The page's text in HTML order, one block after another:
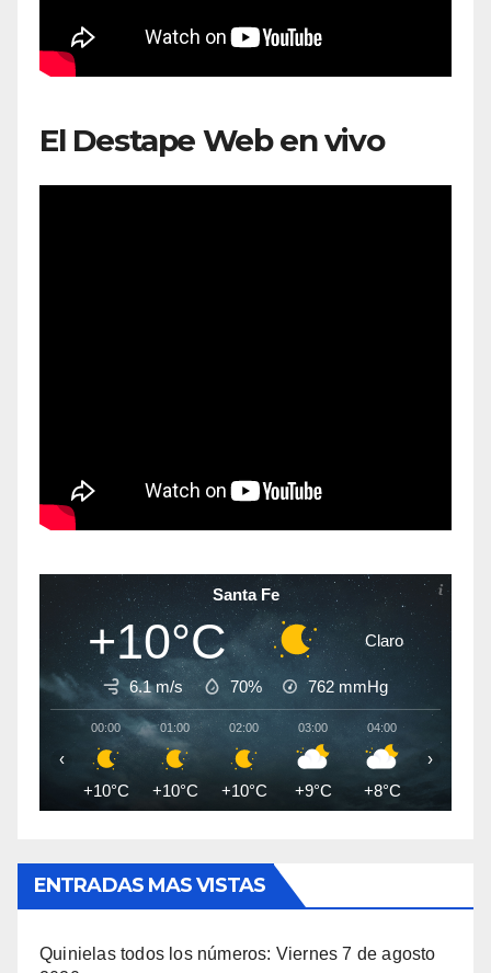
El Destape Web en vivo
Santa Fe
+10°C Claro
6.1 m/s 70% 762 mmHg
00:00
+10°C
01:00
+10°C
02:00
+10°C
03:00
+9°C
04:00
+8°C +8°C
‹ ›
ENTRADAS MAS VISTAS
Quinielas todos los números: Viernes 7 de agosto